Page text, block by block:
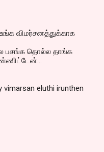
விமர்சனத்துக்காக
பசங்க தொல்ல தாங்க
vimarsan eluthi irunthen